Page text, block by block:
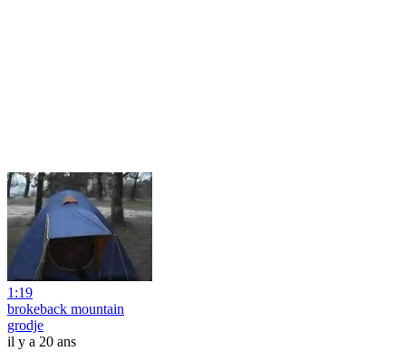
1:19
brokeback mountain
grodje
il y a 20 ans